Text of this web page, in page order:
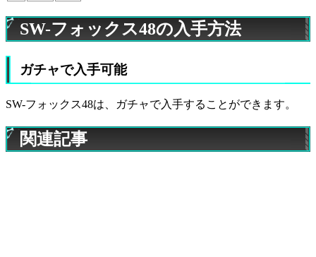
SW-フォックス48の入手方法
ガチャで入手可能
SW-フォックス48は、ガチャで入手することができます。
関連記事